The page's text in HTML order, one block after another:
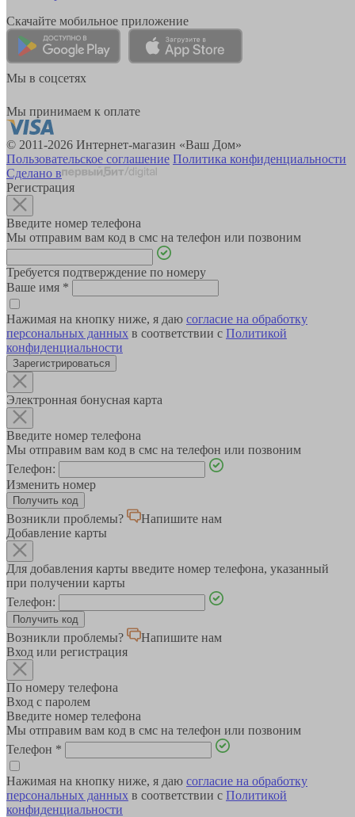
Скачайте мобильное приложение
Мы в соцсетях
Мы принимаем к оплате
© 2011-2026 Интернет-магазин «Ваш Дом»
Пользовательское соглашение Политика конфиденциальности
Сделано в
Регистрация
Введите номер телефона
Мы отправим вам код в смс на телефон или позвоним
Требуется подтверждение по номеру
Ваше имя *
Нажимая на кнопку ниже, я даю согласие на обработку
персональных данных в соответствии с Политикой
конфиденциальности
Зарегистрироваться
Электронная бонусная карта
Введите номер телефона
Мы отправим вам код в смс на телефон или позвоним
Телефон:
Изменить номер
Возникли проблемы?
Напишите нам
Добавление карты
Для добавления карты введите номер телефона, указанный
при получении карты
Телефон:
Возникли проблемы?
Напишите нам
Вход или регистрация
По номеру телефона
Вход с паролем
Введите номер телефона
Мы отправим вам код в смс на телефон или позвоним
Телефон *
Нажимая на кнопку ниже, я даю согласие на обработку
персональных данных в соответствии с Политикой
конфиденциальности